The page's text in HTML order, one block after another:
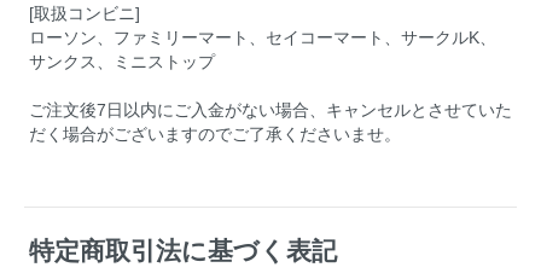
[取扱コンビニ]
ローソン、ファミリーマート、セイコーマート、サークルK、
サンクス、ミニストップ
ご注文後7日以内にご入金がない場合、キャンセルとさせていた
だく場合がございますのでご了承くださいませ。
特定商取引法に基づく表記